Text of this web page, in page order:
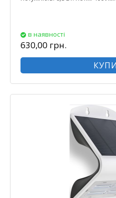
в наявності
630,00 грн.